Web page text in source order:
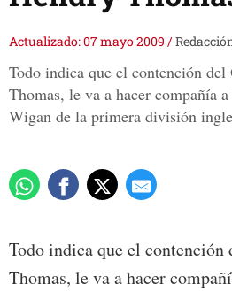
Actualizado: 07 mayo 2009 /
Todo indica que el contención
Thomas, le va a hacer compañía
Wigan de la primera división
Todo indica que el
Thomas, le va a hacer